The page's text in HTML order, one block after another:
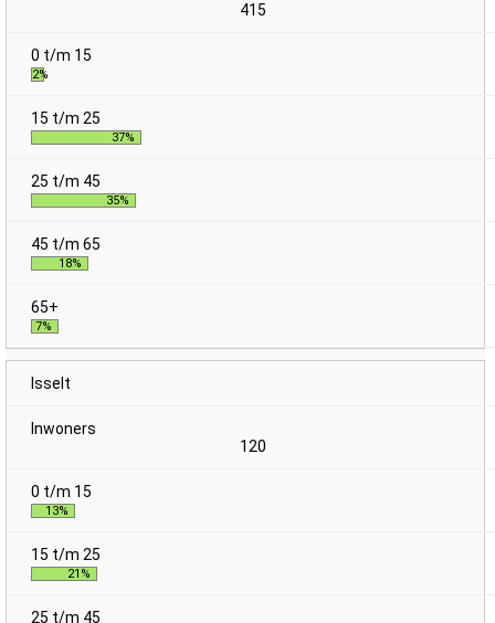
415
2%
37%
35%
18%
7%
Isselt
120
13%
21%